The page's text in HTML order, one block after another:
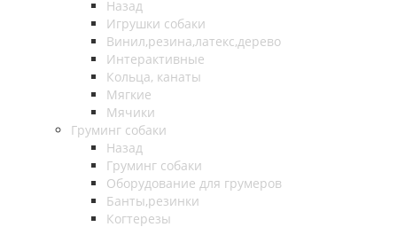
Назад
Игрушки собаки
Винил,резина,латекс,дерево
Интерактивные
Кольца, канаты
Мягкие
Мячики
Груминг собаки
Назад
Груминг собаки
Оборудование для грумеров
Банты,резинки
Когтерезы